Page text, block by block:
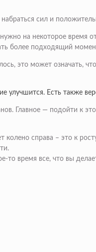
сил и
на некоторое время
более подходящий
это может означать,
улучшится. Есть также
Главное — подойти к
справа – это к
время все, что вы